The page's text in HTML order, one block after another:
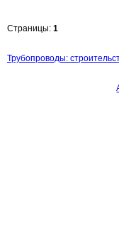
Страницы: 1
Трубопроводы: